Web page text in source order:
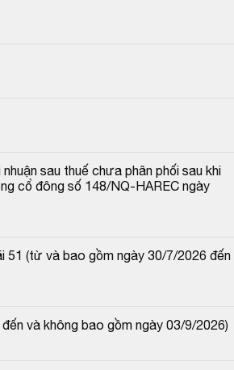
sau thuế chưa phân phối sau khi
cổ đông số 148/NQ-HAREC ngày
51 (từ và bao gồm ngày 30/7/2026 đến
và không bao gồm ngày 03/9/2026)